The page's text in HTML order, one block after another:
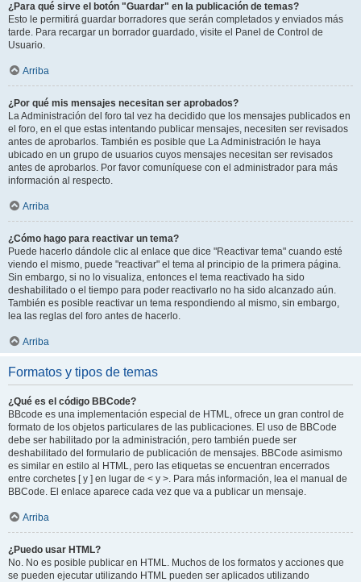
¿Para qué sirve el botón "Guardar" en la publicación de temas?
Esto le permitirá guardar borradores que serán completados y enviados más
tarde. Para recargar un borrador guardado, visite el Panel de Control de
Usuario.
Arriba
¿Por qué mis mensajes necesitan ser aprobados?
La Administración del foro tal vez ha decidido que los mensajes publicados en
el foro, en el que estas intentando publicar mensajes, necesiten ser revisados
antes de aprobarlos. También es posible que La Administración le haya
ubicado en un grupo de usuarios cuyos mensajes necesitan ser revisados
antes de aprobarlos. Por favor comuníquese con el administrador para más
información al respecto.
Arriba
¿Cómo hago para reactivar un tema?
Puede hacerlo dándole clic al enlace que dice "Reactivar tema" cuando esté
viendo el mismo, puede "reactivar" el tema al principio de la primera página.
Sin embargo, si no lo visualiza, entonces el tema reactivado ha sido
deshabilitado o el tiempo para poder reactivarlo no ha sido alcanzado aún.
También es posible reactivar un tema respondiendo al mismo, sin embargo,
lea las reglas del foro antes de hacerlo.
Arriba
Formatos y tipos de temas
¿Qué es el código BBCode?
BBcode es una implementación especial de HTML, ofrece un gran control de
formato de los objetos particulares de las publicaciones. El uso de BBCode
debe ser habilitado por la administración, pero también puede ser
deshabilitado del formulario de publicación de mensajes. BBCode asimismo
es similar en estilo al HTML, pero las etiquetas se encuentran encerrados
entre corchetes [ y ] en lugar de < y >. Para más información, lea el manual de
BBCode. El enlace aparece cada vez que va a publicar un mensaje.
Arriba
¿Puedo usar HTML?
No. No es posible publicar en HTML. Muchos de los formatos y acciones que
se pueden ejecutar utilizando HTML pueden ser aplicados utilizando